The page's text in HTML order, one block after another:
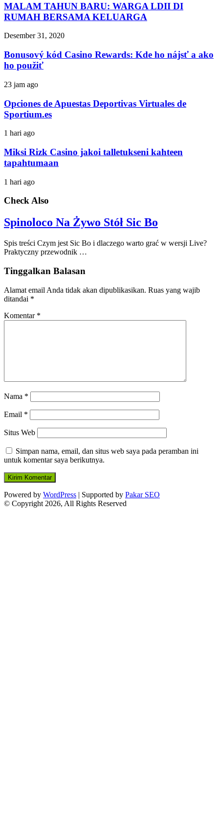
MALAM TAHUN BARU: WARGA LDII DI
RUMAH BERSAMA KELUARGA
Desember 31, 2020
Bonusový kód Casino Rewards: Kde ho nájsť a ako
ho použiť
23 jam ago
Opciones de Apuestas Deportivas Virtuales de
Sportium.es
1 hari ago
Miksi Rizk Casino jakoi talletukseni kahteen
tapahtumaan
1 hari ago
Check Also
Spinoloco Na Żywo Stół Sic Bo
Spis treści Czym jest Sic Bo i dlaczego warto grać w wersji Live?
Praktyczny przewodnik …
Tinggalkan Balasan
Alamat email Anda tidak akan dipublikasikan. Ruas yang wajib
ditandai *
Komentar *
Nama *
Email *
Situs Web
Simpan nama, email, dan situs web saya pada peramban ini
untuk komentar saya berikutnya.
Powered by WordPress | Supported by Pakar SEO
© Copyright 2026, All Rights Reserved